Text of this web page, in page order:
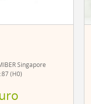
Singapore
(H0)